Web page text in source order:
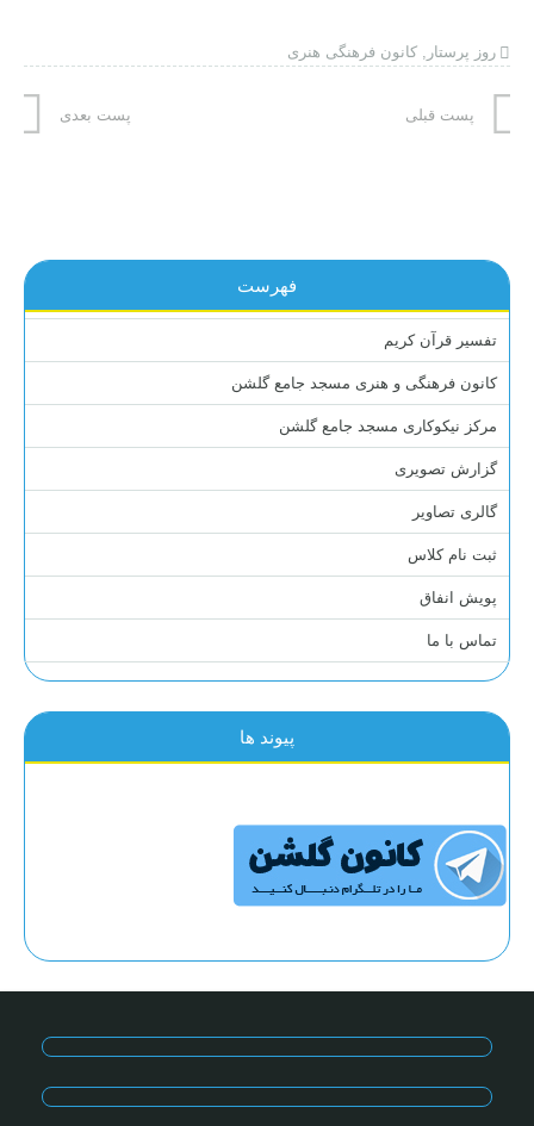
روز پرستار کانون فرهنگی هنری
پست قبلی پست بعدی
فهرست
تفسیر قرآن کریم
کانون فرهنگی و هنری مسجد جامع گلشن
مرکز نیکوکاری مسجد جامع گلشن
گزارش تصویری
گالری تصاویر
ثبت نام کلاس
پویش انفاق
تماس با ما
پیوند ها